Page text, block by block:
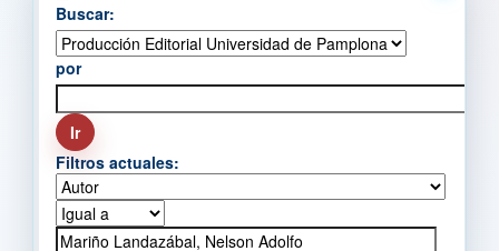
Buscar:
por
Filtros actuales: